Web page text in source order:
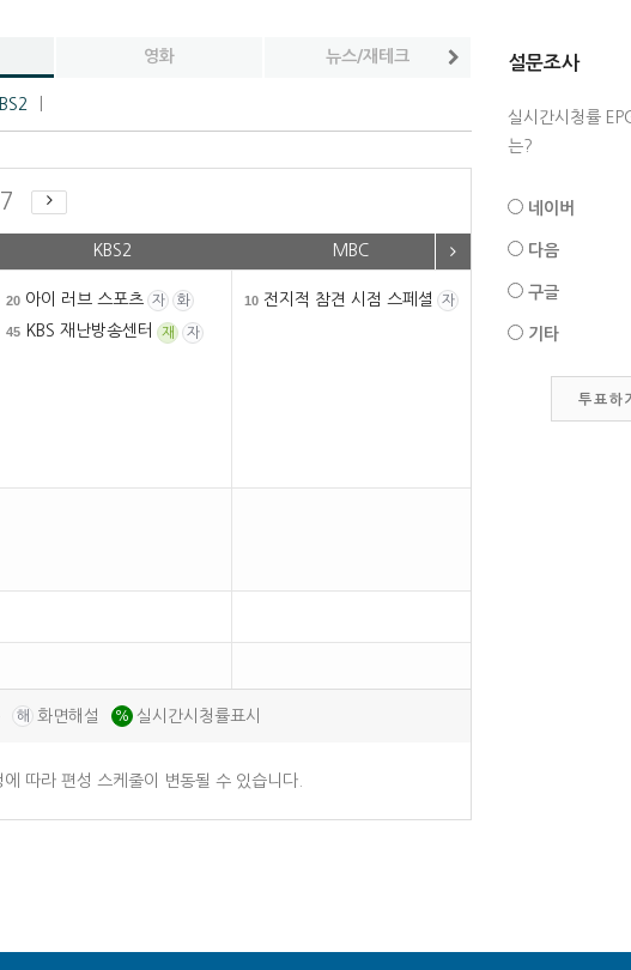
영화 뉴스/재테크 음악/오락
KBS2 MBC
20 아이 러브 스포츠 자 화
45 KBS 재난방송센터 재 자
10 전지적 참견 시점 스페셜 자
해 화면해설 % 실시간시청률표시
따라 편성 스케줄이 변동될 수 있습니다.
설문조사
실시간시청률
는?
네이버
다음
구글
기타
투표하기